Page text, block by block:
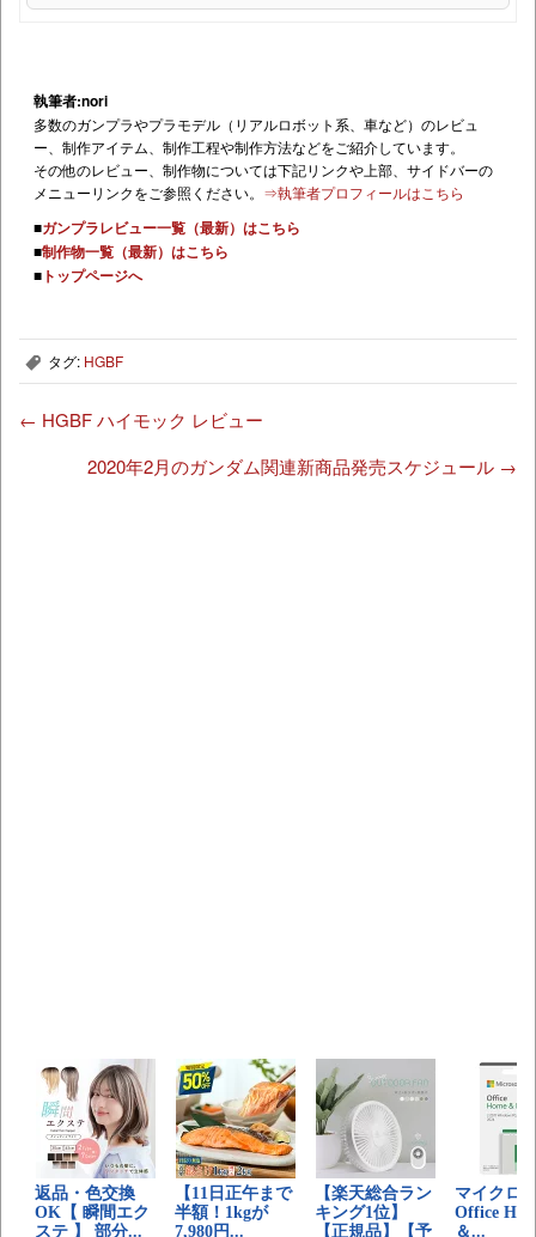
執筆者:nori
多数のガンプラやプラモデル（リアルロボット系、車など）のレビュ
ー、制作アイテム、制作工程や制作方法などをご紹介しています。
その他のレビュー、制作物については下記リンクや上部、サイドバーの
メニューリンクをご参照ください。 ⇒執筆者プロフィールはこちら
■ガンプラレビュー一覧（最新）はこちら
■制作物一覧（最新）はこちら
■ トップページへ
, タグ: HGBF
← HGBF ハイモック レビュー
2020年2月のガンダム関連新商品発売スケジュール →